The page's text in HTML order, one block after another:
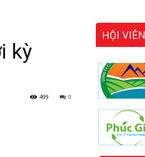
kỳ
0
499
HỘI VIÊN